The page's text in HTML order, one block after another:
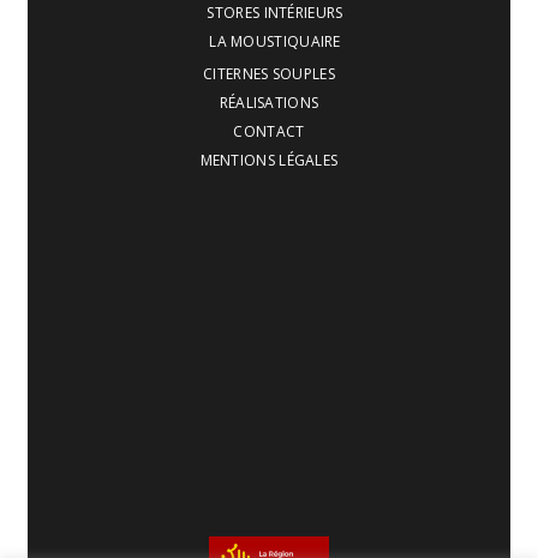
STORES INTÉRIEURS
LA MOUSTIQUAIRE
CITERNES SOUPLES
RÉALISATIONS
CONTACT
MENTIONS LÉGALES